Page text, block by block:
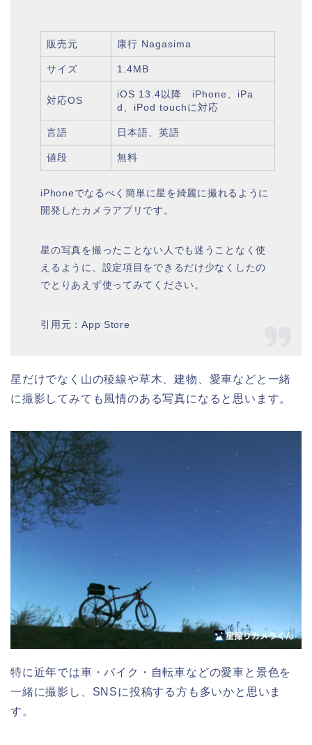
販売元 康行 Nagasima
サイズ 1.4MB
対応OS
iOS 13.4以降 iPhone、iPa
d、iPod touchに対応
言語 日本語、英語
値段 無料
iPhoneでなるべく簡単に星を綺麗に撮れるように
開発したカメラアプリです。
星の写真を撮ったことない人でも迷うことなく使
えるように、設定項目をできるだけ少なくしたの
でとりあえず使ってみてください。
引用元：App Store
星だけでなく山の稜線や草木、建物、愛車などと一緒
に撮影してみても風情のある写真になると思います。
特に近年では車・バイク・自転車などの愛車と景色を
一緒に撮影し、SNSに投稿する方も多いかと思いま
す。